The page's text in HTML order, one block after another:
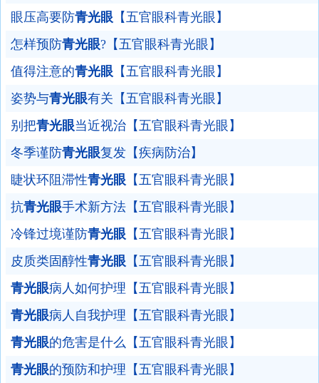
眼压高要防青光眼 【五官眼科青光眼】
怎样预防青光眼?【五官眼科青光眼】
值得注意的青光眼 【五官眼科青光眼】
姿势与青光眼有关【五官眼科青光眼】
别把青光眼当近视治【五官眼科青光眼】
冬季谨防青光眼复发【疾病防治】
睫状环阻滞性青光眼 【五官眼科青光眼】
抗青光眼手术新方法【五官眼科青光眼】
冷锋过境谨防青光眼 【五官眼科青光眼】
皮质类固醇性青光眼 【五官眼科青光眼】
青光眼病人如何护理【五官眼科青光眼】
青光眼病人自我护理【五官眼科青光眼】
青光眼的危害是什么【五官眼科青光眼】
青光眼的预防和护理【五官眼科青光眼】